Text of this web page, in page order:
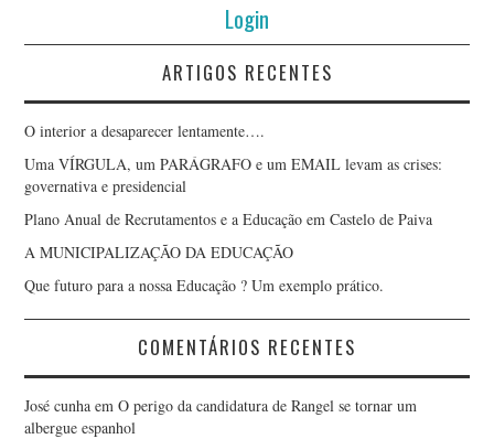
Login
ARTIGOS RECENTES
O interior a desaparecer lentamente….
Uma VÍRGULA, um PARÁGRAFO e um EMAIL levam as crises:
governativa e presidencial
Plano Anual de Recrutamentos e a Educação em Castelo de Paiva
A MUNICIPALIZAÇÃO DA EDUCAÇÃO
Que futuro para a nossa Educação ? Um exemplo prático.
COMENTÁRIOS RECENTES
José cunha emO perigo da candidatura de Rangel se tornar um
albergue espanhol